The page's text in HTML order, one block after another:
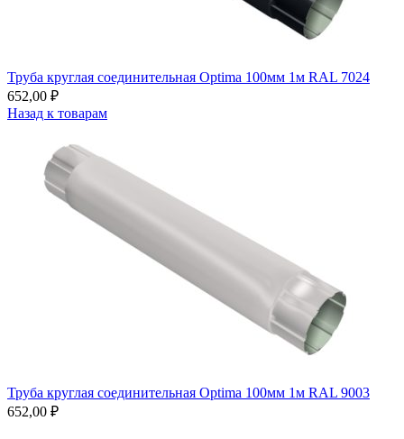
Труба круглая соединительная Optima 100мм 1м RAL 7024
652,00 ₽
Назад к товарам
Труба круглая соединительная Optima 100мм 1м RAL 9003
652,00 ₽